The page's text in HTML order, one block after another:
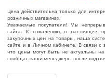
Цена действительна только для
розничных магазинах.
Уважаемые покупатели! Мы
сайта. К сожалению, в настоящее
закупочных цен на товары, наша
сайте и в Личном кабинете. В связи
что цены могут быть не актуальны
сообщат наши менеджеры после